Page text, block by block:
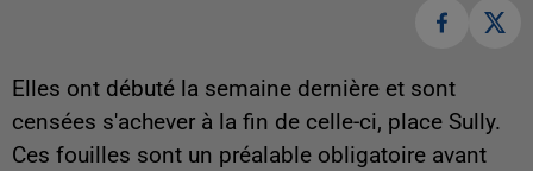
Elles ont débuté la semaine dernière et sont
censées s'achever à la fin de celle-ci, place Sully.
Ces fouilles sont un préalable obligatoire avant